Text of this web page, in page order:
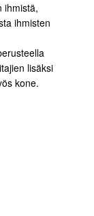
ihmistä,
ihmisten
lisäksi
kone.